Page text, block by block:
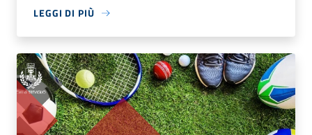
LEGGI DI PIÙ